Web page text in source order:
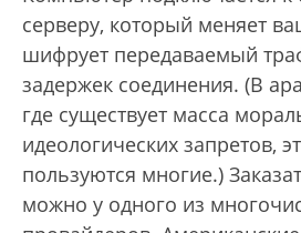
серверу, который меняет
шифрует передаваемый
задержек соединения. (В
где существует масса
идеологических запретов,
пользуются многие.)
можно у одного из